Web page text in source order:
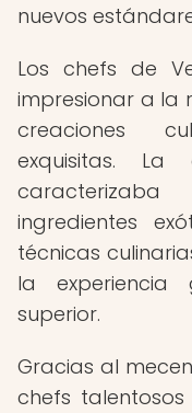
nuevos
Los chefs de
impresionar a la
creaciones
exquisitas.
ingredientes
técnicas
la experiencia
superior.
Gracias al
chefs